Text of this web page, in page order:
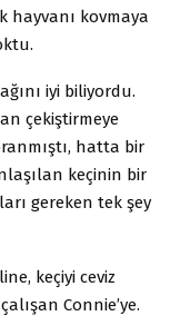
hayvanı kov­maya
iyi biliyor­du.
çekiştirmeye
hatta bir
keçinin bir
gereken tek şey
keçiyi ce­viz
Connie’ye.